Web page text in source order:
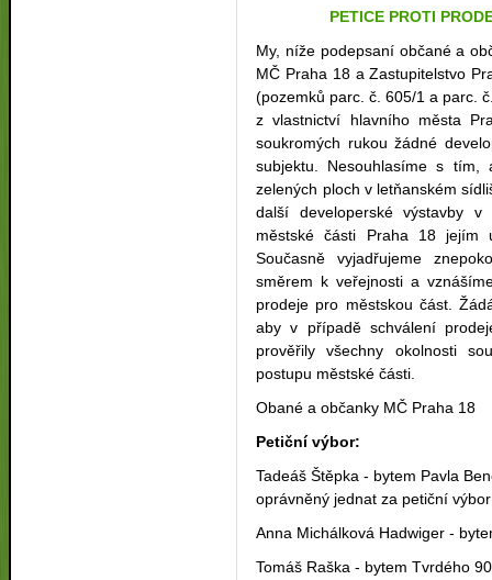
PETICE PROTI
My, níže podepsaní občané a
MČ Praha 18 a Zastupitelstvo
(pozemků parc. č. 605/1 a parc.
z vlastnictví hlavního města
soukromých rukou žádné
subjektu. Nesouhlasíme s
zelených ploch v letňanském
další developerské výstavby
městské části Praha 18 jejím
Současně vyjadřujeme
směrem k veřejnosti a
prodeje pro městskou část.
aby v případě schválení
prověřily všechny okolnosti
postupu městské části.
Obané a občanky MČ Praha 18
Petiční výbor:
Tadeáš Štěpka - bytem Pavla
oprávněný jednat za petiční výbor
Anna Michálková Hadwiger -
Tomáš Raška - bytem Tvrdého